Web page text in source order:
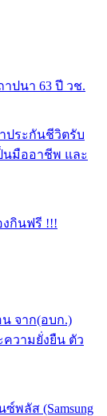
ปนา 63 ปี วช.
ประกันชีวิตรับ
นมืออาชีพ และ
กินฟรี !!!
จาก(อบก.)
วามยั่งยืน ตัว
พลัส (Samsung